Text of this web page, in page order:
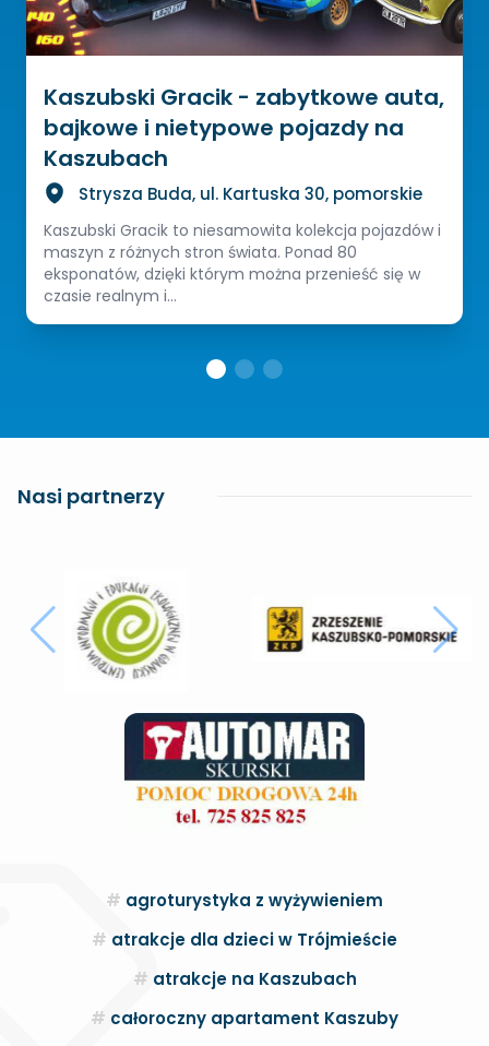
Kaszubski Gracik - zabytkowe auta,
bajkowe i nietypowe pojazdy na
Kaszubach
Strysza Buda, ul. Kartuska 30, pomorskie
Kaszubski Gracik to niesamowita kolekcja pojazdów i
maszyn z różnych stron świata. Ponad 80
eksponatów, dzięki którym można przenieść się w
czasie realnym i...
Nasi partnerzy
agroturystyka z wyżywieniem
atrakcje dla dzieci w Trójmieście
atrakcje na Kaszubach
całoroczny apartament Kaszuby